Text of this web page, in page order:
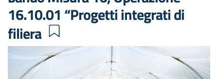
16.10.01 “Progetti integrati di
filiera